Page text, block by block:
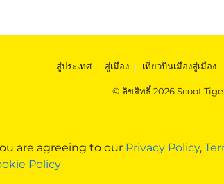
are agreeing to our Privacy Policy,
Policy
สู่ประเทศ | สู่เมือง | เที่ยวบินเมืองสู่เมือง |
© ลิขสิทธิ์ 2026 Scoot